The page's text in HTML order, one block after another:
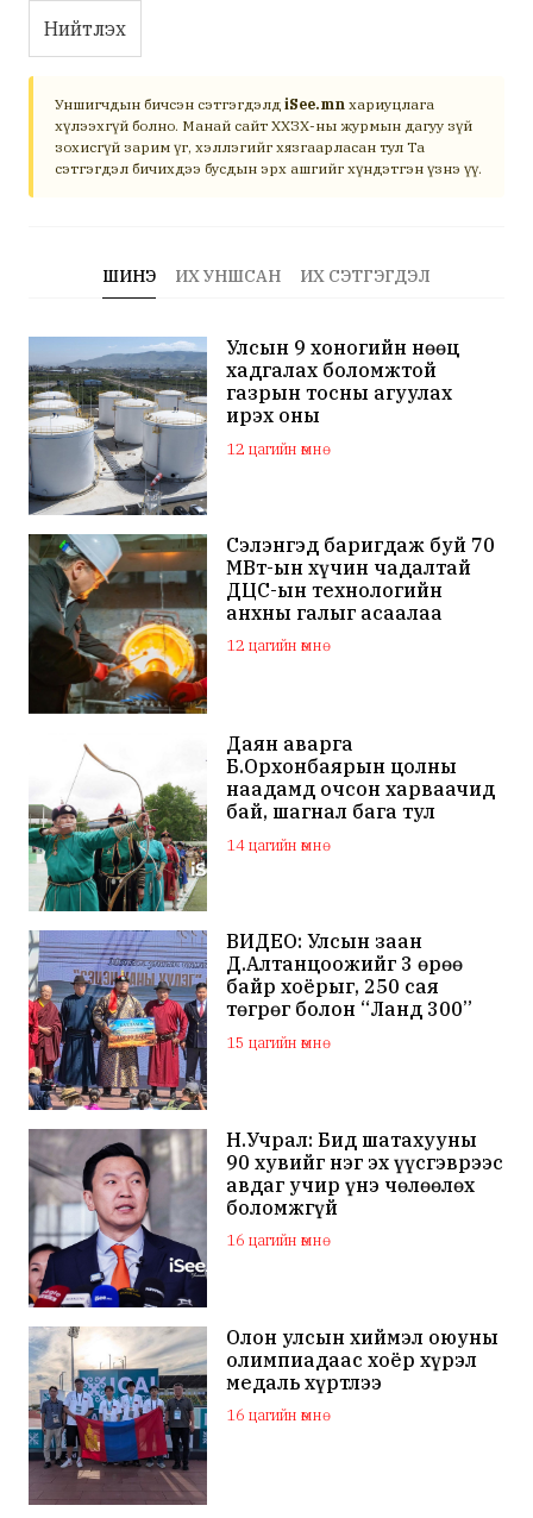
Нийтлэх
Уншигчдын бичсэн сэтгэгдэлд iSee.mn хариуцлага
хүлээхгүй болно. Манай сайт ХХЗХ-ны журмын дагуу зүй
зохисгүй зарим үг, хэллэгийг хязгаарласан тул Та
сэтгэгдэл бичихдээ бусдын эрх ашгийг хүндэтгэн үзнэ үү.
ШИНЭ ИХ УНШСАН ИХ СЭТГЭГДЭЛ
Улсын 9 хоногийн нөөц
хадгалах боломжтой
газрын тосны агуулах
ирэх оны
арванхоёрдугаар сар
ашиглалтад орно
12 цагийн өмнө
Сэлэнгэд баригдаж буй 70
МВт-ын хүчин чадалтай
ДЦС-ын технологийн
анхны галыг асаалаа
12 цагийн өмнө
Даян аварга
Б.Орхонбаярын цолны
наадамд очсон харваачид
бай, шагнал бага тул
наадамд оролцохгүй
гэдгээ мэдэгдлээ
14 цагийн өмнө
ВИДЕО: Улсын заан
Д.Алтанцоожийг 3 өрөө
байр хоёрыг, 250 сая
төгрөг болон “Ланд 300”
маркийн автомашинаар
мялаажээ
15 цагийн өмнө
Н.Учрал: Бид шатахууны
90 хувийг нэг эх үүсгэврээс
авдаг учир үнэ чөлөөлөх
боломжгүй
16 цагийн өмнө
Олон улсын хиймэл оюуны
олимпиадаас хоёр хүрэл
медаль хүртлээ
16 цагийн өмнө